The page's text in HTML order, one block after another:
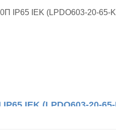
IEK (LPDO603-20-